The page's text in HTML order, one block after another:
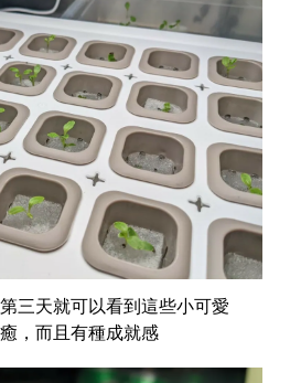
三天就可以看到這些小可愛
，而且有種成就感